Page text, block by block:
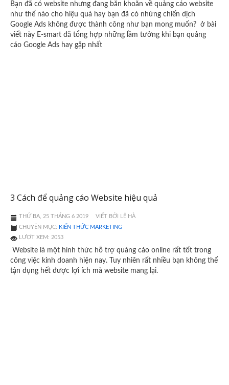
Bạn đã có website nhưng đang băn khoăn về quảng cáo website
như thế nào cho hiệu quả hay bạn đã có nhứng chiến dịch
Google Ads không được thành công như bạn mong muốn? ở bài
viết này E-smart đã tổng hợp những lầm tưởng khi bạn quảng
cáo Google Ads hay gặp nhất
3 Cách để quảng cáo Website hiệu quả
THỨ BA, 25 THÁNG 6 2019
VIẾT BỞI LÊ HÀ
CHUYÊN MỤC: KIẾN THỨC MARKETING
LƯỢT XEM: 2053
Website là một hình thức hỗ trợ quảng cáo online rất tốt trong
công việc kinh doanh hiện nay. Tuy nhiên rất nhiều bạn không thể
tận dụng hết được lợi ích mà website mang lại.